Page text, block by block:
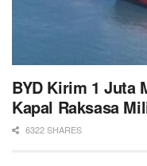
BYD Kirim 1 Juta
Kapal Raksasa
6322 SHARES